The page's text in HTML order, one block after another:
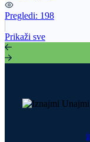
Pregledi: 198
Prikaži sve